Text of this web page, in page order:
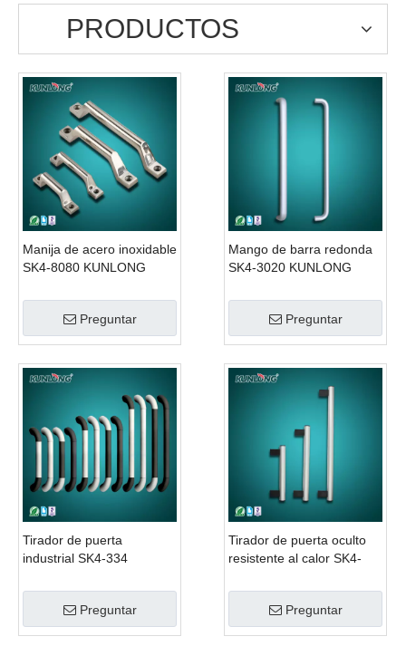
PRODUCTOS
Manija de acero inoxidable
SK4-8080 KUNLONG
Preguntar
Mango de barra redonda
SK4-3020 KUNLONG
Preguntar
Tirador de puerta
industrial SK4-334
Preguntar
Tirador de puerta oculto
resistente al calor SK4-
Preguntar